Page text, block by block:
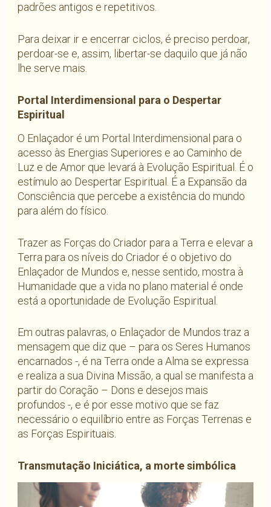
padrões antigos e repetitivos.
Para deixar ir e encerrar ciclos, é preciso perdoar,
perdoar-se e, assim, libertar-se daquilo que já não
lhe serve mais.
Portal Interdimensional para o Despertar
Espiritual
O Enlaçador é um Portal Interdimensional para o
acesso às Energias Superiores e ao Caminho de
Luz e de Amor que levará à Evolução Espiritual. É o
estímulo ao Despertar Espiritual. É a Expansão da
Consciência que percebe a existência do mundo
para além do físico.
Trazer as Forças do Criador para a Terra e elevar a
Terra para os níveis do Criador é o objetivo do
Enlaçador de Mundos e, nesse sentido, mostra à
Humanidade que a vida no plano material é onde
está a oportunidade de Evolução Espiritual.
Em outras palavras, o Enlaçador de Mundos traz a
mensagem que diz que – para os Seres Humanos
encarnados -, é na Terra onde a Alma se expressa
e realiza a sua Divina Missão, a qual se manifesta a
partir do Coração – Dons e desejos mais
profundos -, e é por esse motivo que se faz
necessário o equilíbrio entre as Forças Terrenas e
as Forças Espirituais.
Transmutação Iniciática, a morte simbólica